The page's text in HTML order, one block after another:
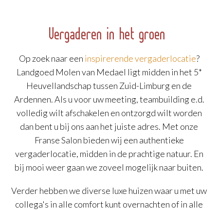
Vergaderen in het groen
Op zoek naar een inspirerende vergaderlocatie?
Landgoed Molen van Medael ligt midden in het 5*
Heuvellandschap tussen Zuid-Limburg en de
Ardennen. Als u voor uw meeting, teambuilding e.d.
volledig wilt afschakelen en ontzorgd wilt worden
dan bent u bij ons aan het juiste adres. Met onze
Franse Salon bieden wij een authentieke
vergaderlocatie, midden in de prachtige natuur. En
bij mooi weer gaan we zoveel mogelijk naar buiten.
Verder hebben we diverse luxe huizen waar u met uw
collega's in alle comfort kunt overnachten of in alle